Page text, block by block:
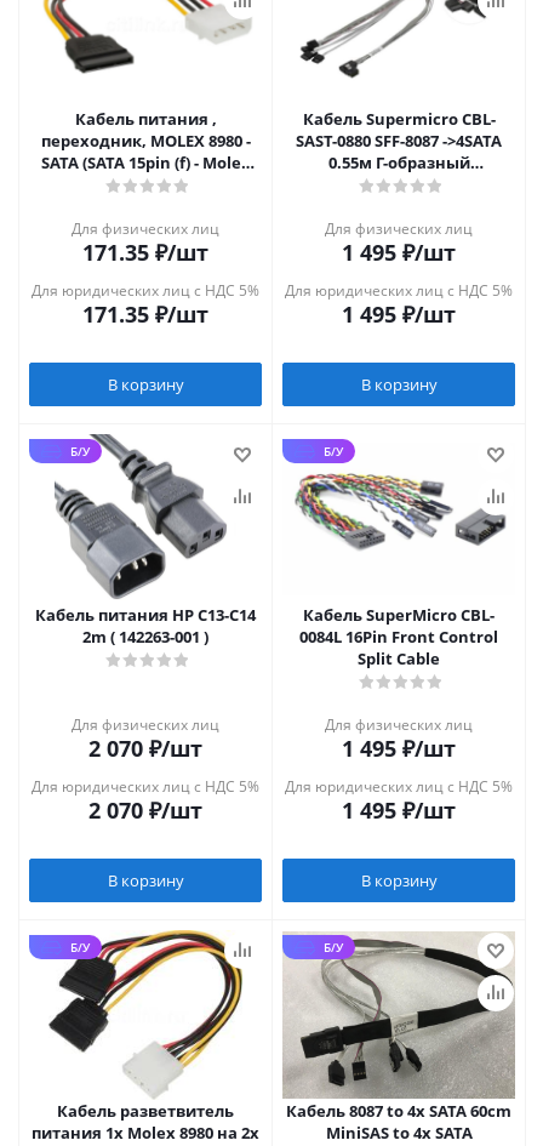
Кабель питания ,
переходник, MOLEX 8980 -
SATA (SATA 15pin (f) - Molex
4pin (m))
Для физических лиц
171.35 ₽/шт
Для юридических лиц с НДС 5%
171.35 ₽/шт
В корзину
Кабель Supermicro CBL-
SAST-0880 SFF-8087 ->4SATA
0.55м Г-образный
коннектор
Для физических лиц
1 495 ₽/шт
Для юридических лиц с НДС 5%
1 495 ₽/шт
В корзину
Б/У
Кабель питания HP C13-C14
2m ( 142263-001 )
Для физических лиц
2 070 ₽/шт
Для юридических лиц с НДС 5%
2 070 ₽/шт
В корзину
Б/У
Кабель SuperMicro CBL-
0084L 16Pin Front Control
Split Cable
Для физических лиц
1 495 ₽/шт
Для юридических лиц с НДС 5%
1 495 ₽/шт
В корзину
Б/У
Кабель разветвитель
питания 1x Molex 8980 на 2x
Б/У
Кабель 8087 to 4x SATA 60cm
MiniSAS to 4x SATA